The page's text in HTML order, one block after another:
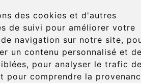
des cookies et d'autres
de suivi pour améliorer votre
navigation sur notre site,
un contenu personnalisé et
pour analyser le trafic
pour comprendre la